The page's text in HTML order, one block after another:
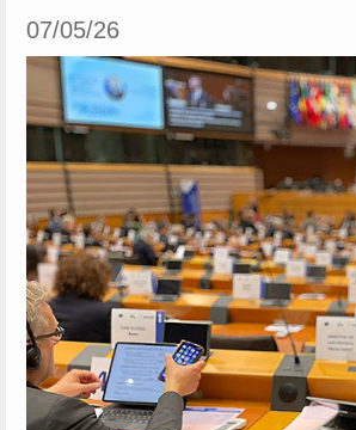
07/05/26